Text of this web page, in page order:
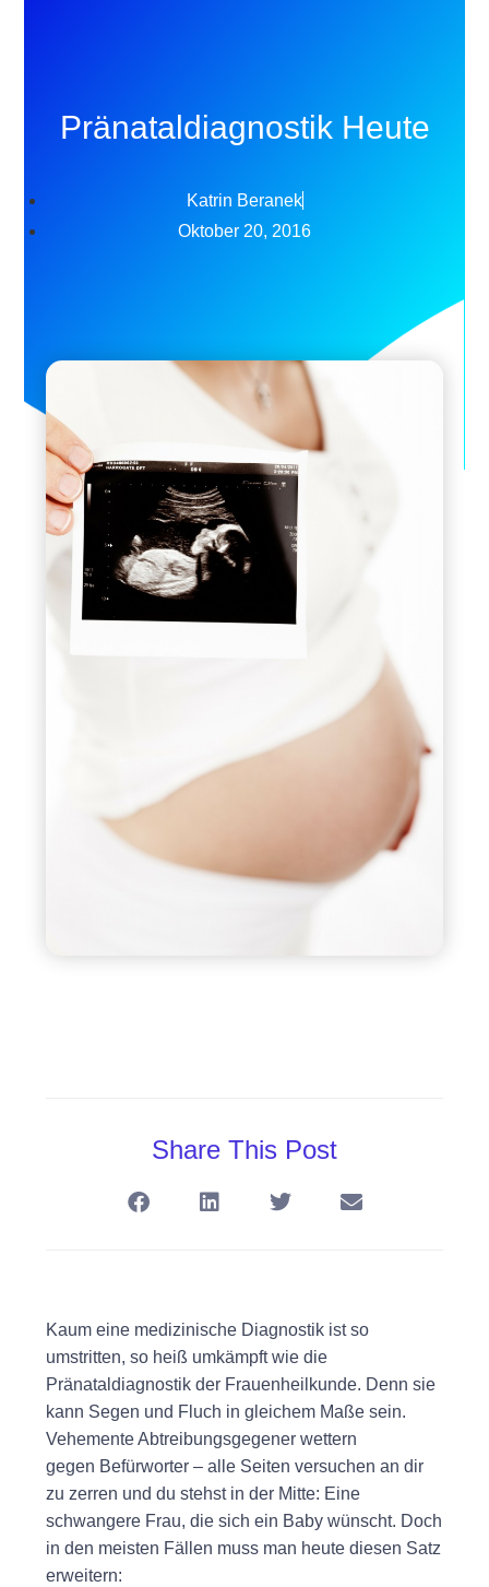
Pränataldiagnostik Heute
Katrin Beranek
Oktober 20, 2016
Share This Post
Kaum eine medizinische Diagnostik ist so
umstritten, so heiß umkämpft wie die
Pränataldiagnostik der Frauenheilkunde. Denn sie
kann Segen und Fluch in gleichem Maße sein.
Vehemente Abtreibungsgegener wettern
gegen Befürworter – alle Seiten versuchen an dir
zu zerren und du stehst in der Mitte: Eine
schwangere Frau, die sich ein Baby wünscht. Doch
in den meisten Fällen muss man heute diesen Satz
erweitern: